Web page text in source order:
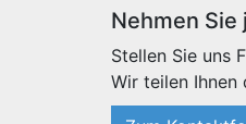
Nehmen
Stellen Sie uns
Wir teilen Ihnen